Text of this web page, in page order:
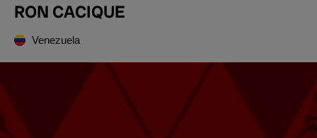
RON CACIQUE
Venezuela